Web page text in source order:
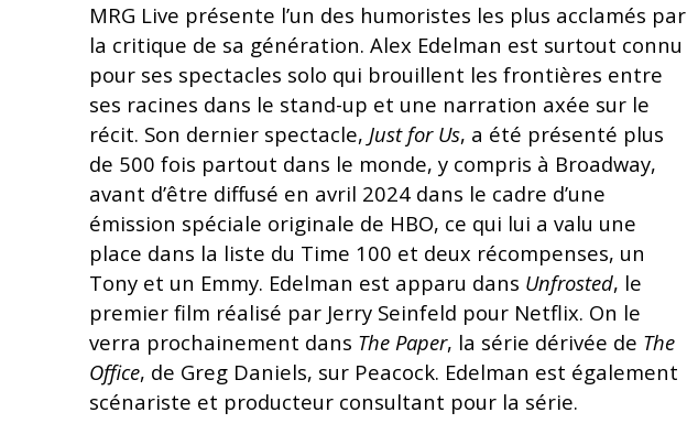
MRG Live présente l’un des humoristes les plus acclamés par
la critique de sa génération. Alex Edelman est surtout connu
pour ses spectacles solo qui brouillent les frontières entre
ses racines dans le stand-up et une narration axée sur le
récit. Son dernier spectacle, Just for Us, a été présenté plus
de 500 fois partout dans le monde, y compris à Broadway,
avant d’être diffusé en avril 2024 dans le cadre d’une
émission spéciale originale de HBO, ce qui lui a valu une
place dans la liste du Time 100 et deux récompenses, un
Tony et un Emmy. Edelman est apparu dans Unfrosted, le
premier film réalisé par Jerry Seinfeld pour Netflix. On le
verra prochainement dans The Paper, la série dérivée de The
Office, de Greg Daniels, sur Peacock. Edelman est également
scénariste et producteur consultant pour la série.